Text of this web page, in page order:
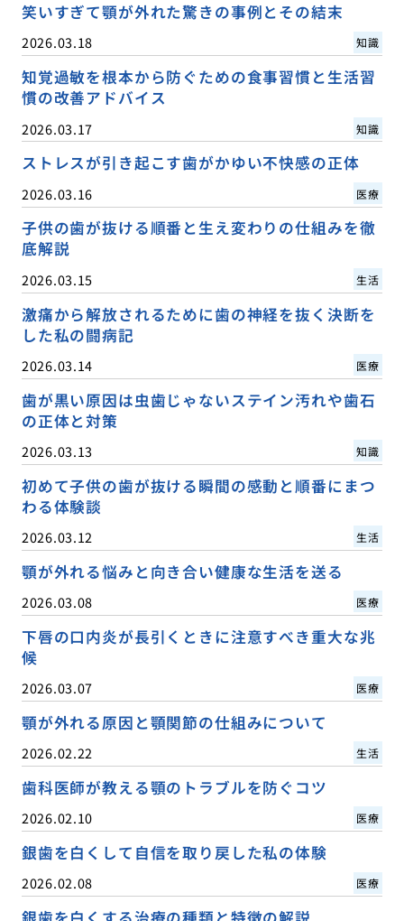
笑いすぎて顎が外れた驚きの事例とその結末
2026.03.18 知識
知覚過敏を根本から防ぐための食事習慣と生活習
慣の改善アドバイス
2026.03.17 知識
ストレスが引き起こす歯がかゆい不快感の正体
2026.03.16 医療
子供の歯が抜ける順番と生え変わりの仕組みを徹
底解説
2026.03.15 生活
激痛から解放されるために歯の神経を抜く決断を
した私の闘病記
2026.03.14 医療
歯が黒い原因は虫歯じゃないステイン汚れや歯石
の正体と対策
2026.03.13 知識
初めて子供の歯が抜ける瞬間の感動と順番にまつ
わる体験談
2026.03.12 生活
顎が外れる悩みと向き合い健康な生活を送る
2026.03.08 医療
下唇の口内炎が長引くときに注意すべき重大な兆
候
2026.03.07 医療
顎が外れる原因と顎関節の仕組みについて
2026.02.22 生活
歯科医師が教える顎のトラブルを防ぐコツ
2026.02.10 医療
銀歯を白くして自信を取り戻した私の体験
2026.02.08 医療